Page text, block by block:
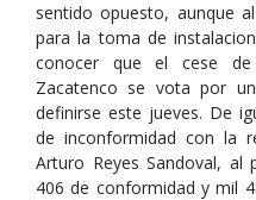
sentido opuesto, aunque
para la toma de
conocer que el cese de
Zacatenco se vota por
definirse este jueves. De
de inconformidad con la
Arturo Reyes Sandoval, al
406 de conformidad y mil